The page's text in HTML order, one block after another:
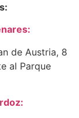
de Austria, 8
al Parque